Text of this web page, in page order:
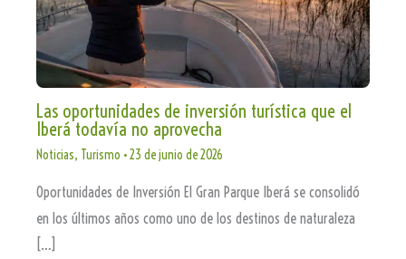
Las oportunidades de inversión turística que el
Iberá todavía no aprovecha
Noticias, Turismo •23 de junio de 2026
Oportunidades de Inversión El Gran Parque Iberá se consolidó
en los últimos años como uno de los destinos de naturaleza
[…]